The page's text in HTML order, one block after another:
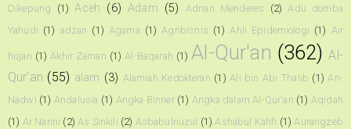
Dikepung
(1) Aceh (6) Adam (5) Adnan Menderes (2) Adu domba
Yahudi (1) adzan (1) Agama (1) Agribisnis (1) Ahli Epidemiologi (1) Air
hujan (1) Akhir Zaman (1) Al-Baqarah (1) Al-Qur'an (362) Al-
Qur’an (55) alam (3) Alamiah Kedokteran (1) Ali bin Abi Thalib (1) An-
Nadwi (1) Andalusia (1) Angka Binner (1) Angka dalam Al-Qur'an (1) Aqidah
(1) Ar Narini (2) As Sinkili (2) Asbabulnuzul (1) Ashabul Kahfi (1) Aurangzeb